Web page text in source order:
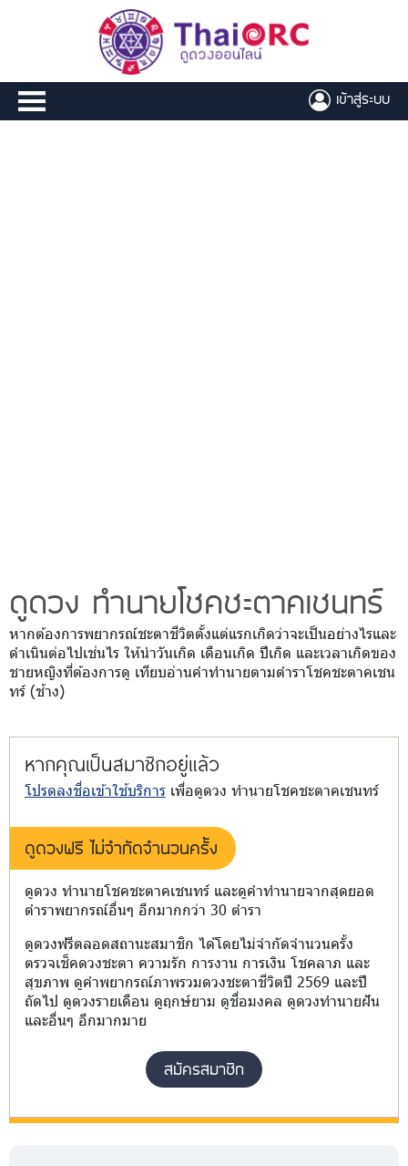
เข้าสู่ระบบ
ดูดวง ทำนายโชคชะตาคเชนทร์
หากต้องการพยากรณ์ชะตาชีวิตตั้งแต่แรกเกิดว่าจะเป็นอย่างไรและ
ดำเนินต่อไปเช่นไร ให้นำวันเกิด เดือนเกิด ปีเกิด และเวลาเกิดของ
ชายหญิงที่ต้องการดู เทียบอ่านคำทำนายตามตำราโชคชะตาคเชน
ทร์ (ช้าง)
หากคุณเป็นสมาชิกอยู่แล้ว
โปรดลงชื่อเข้าใช้บริการ เพื่อดูดวง ทำนายโชคชะตาคเชนทร์
ดูดวงฟรี ไม่จำกัดจำนวนครั้ง
ดูดวง ทำนายโชคชะตาคเชนทร์ และดูคำทำนายจากสุดยอด
ตำราพยากรณ์อื่นๆ อีกมากกว่า 30 ตำรา
ดูดวงฟรีตลอดสถานะสมาชิก ได้โดยไม่จำกัดจำนวนครั้ง
ตรวจเช็คดวงชะตา ความรัก การงาน การเงิน โชคลาภ และ
สุขภาพ ดูคำพยากรณ์ภาพรวมดวงชะตาชีวิตปี 2569 และปี
ถัดไป ดูดวงรายเดือน ดูฤกษ์ยาม ดูชื่อมงคล ดูดวงทำนายฝัน
และอื่นๆ อีกมากมาย
สมัครสมาชิก